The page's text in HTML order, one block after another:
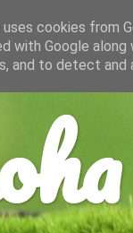
cookies from
with Google
and to detect and